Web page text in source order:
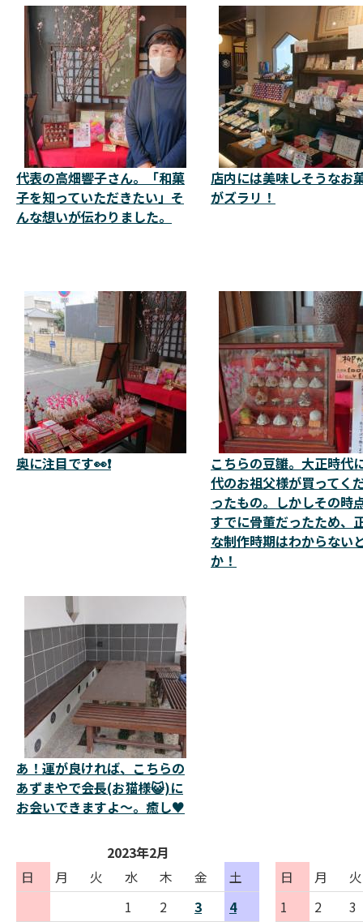
代表の高畑響子さん。「和菓
子を知っていただきたい」そ
んな想いが伝わりました。
店内には美味しそうなお
がズラリ！
奥に注目です👀❗
こちらの豆雛。大正時代
代のお祖父様が買ってく
ったもの。しかしその時
すでに骨董だったため、
な制作時期はわからない
か！
あ！運が良ければ、こちらの
あずまやで会長(お猫様😺)に
お会いできますよ～。癒し♥️
2023年2月
日
月 火 水 木 金
土
1
2 3 4
日 月
火
1
2 3